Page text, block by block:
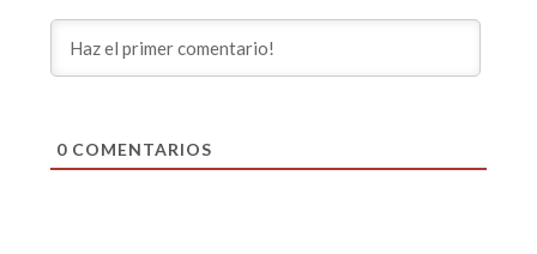
0COMENTARIOS